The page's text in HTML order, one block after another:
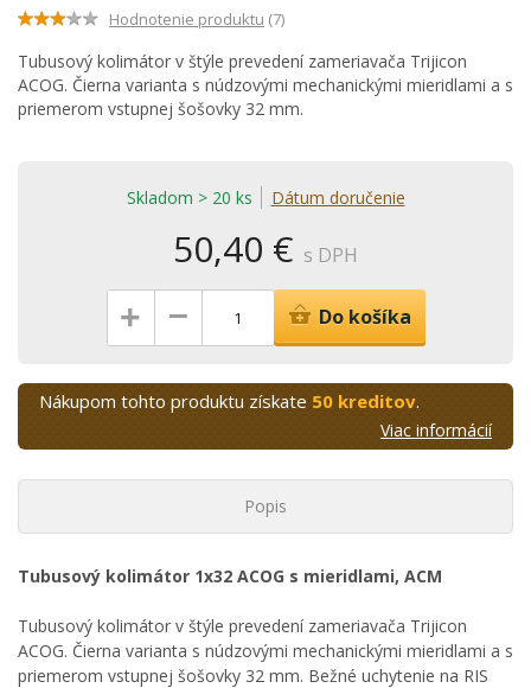
Hodnotenie produktu (7)
Tubusový kolimátor v štýle prevedení zameriavača Trijicon
ACOG. Čierna varianta s núdzovými mechanickými mieridlami a s
priemerom vstupnej šošovky 32 mm.
Skladom > 20 ks Dátum doručenie
50,40 € s DPH
+ – Do košíka
Nákupom tohto produktu získate 50 kreditov.
Viac informácií
Popis
Tubusový kolimátor 1x32 ACOG s mieridlami, ACM
Tubusový kolimátor v štýle prevedení zameriavača Trijicon
ACOG. Čierna varianta s núdzovými mechanickými mieridlami a s
priemerom vstupnej šošovky 32 mm. Bežné uchytenie na RIS